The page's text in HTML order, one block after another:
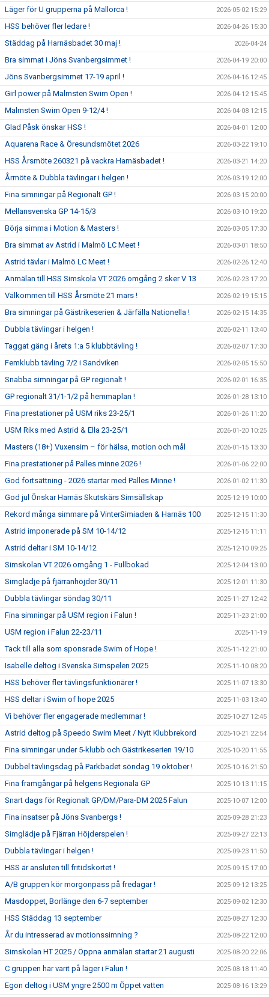
Läger för U grupperna på Mallorca ! 2026-05-02 15:29
HSS behöver fler ledare ! 2026-04-26 15:30
Städdag på Harnäsbadet 30 maj ! 2026-04-24
Bra simmat i Jöns Svanbergsimmet ! 2026-04-19 20:00
Jöns Svanbergsimmet 17-19 april ! 2026-04-16 12:45
Girl power på Malmsten Swim Open ! 2026-04-12 15:45
Malmsten Swim Open 9-12/4 ! 2026-04-08 12:15
Glad Påsk önskar HSS ! 2026-04-01 12:00
Aquarena Race & Öresundsmötet 2026 2026-03-22 19:10
HSS Årsmöte 260321 på vackra Harnäsbadet ! 2026-03-21 14:20
Årmöte & Dubbla tävlingar i helgen ! 2026-03-19 12:00
Fina simningar på Regionalt GP ! 2026-03-15 20:00
Mellansvenska GP 14-15/3 2026-03-10 19:20
Börja simma i Motion & Masters ! 2026-03-05 17:30
Bra simmat av Astrid i Malmö LC Meet ! 2026-03-01 18:50
Astrid tävlar i Malmö LC Meet ! 2026-02-26 12:40
Anmälan till HSS Simskola VT 2026 omgång 2 sker V 13 2026-02-23 17:20
Välkommen till HSS Årsmöte 21 mars ! 2026-02-19 15:15
Bra simningar på Gästrikeserien & Järfälla Nationella ! 2026-02-15 14:35
Dubbla tävlingar i helgen ! 2026-02-11 13:40
Taggat gäng i årets 1:a 5 klubbtävling ! 2026-02-07 17:30
Femklubb tävling 7/2 i Sandviken 2026-02-05 15:50
Snabba simningar på GP regionalt ! 2026-02-01 16:35
GP regionalt 31/1-1/2 på hemmaplan ! 2026-01-28 13:10
Fina prestationer på USM riks 23-25/1 2026-01-26 11:20
USM Riks med Astrid & Ella 23-25/1 2026-01-20 10:25
Masters (18+) Vuxensim – för hälsa, motion och mål 2026-01-15 13:30
Fina prestationer på Palles minne 2026 ! 2026-01-06 22:00
God fortsättning - 2026 startar med Palles Minne ! 2026-01-02 11:30
God jul Önskar Harnäs Skutskärs Simsällskap 2025-12-19 10:00
Rekord många simmare på VinterSimiaden & Harnäs 100 2025-12-15 11:30
Astrid imponerade på SM 10-14/12 2025-12-15 11:11
Astrid deltar i SM 10-14/12 2025-12-10 09:25
Simskolan VT 2026 omgång 1 - Fullbokad 2025-12-04 13:00
Simglädje på fjärranhöjder 30/11 2025-12-01 11:30
Dubbla tävlingar söndag 30/11 2025-11-27 12:42
Fina simningar på USM region i Falun ! 2025-11-23 21:00
USM region i Falun 22-23/11 2025-11-19
Tack till alla som sponsrade Swim of Hope ! 2025-11-12 21:00
Isabelle deltog i Svenska Simspelen 2025 2025-11-10 08:20
HSS behöver fler tävlingsfunktionärer ! 2025-11-07 13:30
HSS deltar i Swim of hope 2025 2025-11-03 13:40
Vi behöver fler engagerade medlemmar ! 2025-10-27 12:45
Astrid deltog på Speedo Swim Meet / Nytt Klubbrekord 2025-10-21 22:54
Fina simningar under 5-klubb och Gästrikeserien 19/10 2025-10-20 11:55
Dubbel tävlingsdag på Parkbadet söndag 19 oktober ! 2025-10-16 21:50
Fina framgångar på helgens Regionala GP 2025-10-13 11:15
Snart dags för Regionalt GP/DM/Para-DM 2025 Falun 2025-10-07 12:00
Fina insatser på Jöns Svanbergs ! 2025-09-28 21:23
Simglädje på Fjärran Höjderspelen ! 2025-09-27 22:13
Dubbla tävlingar i helgen ! 2025-09-23 11:50
HSS är ansluten till fritidskortet ! 2025-09-15 17:00
A/B gruppen kör morgonpass på fredagar ! 2025-09-12 13:25
Masdoppet, Borlänge den 6-7 september 2025-09-02 12:30
HSS Städdag 13 september 2025-08-27 12:30
År du intresserad av motionssimning ? 2025-08-22 12:00
Simskolan HT 2025 / Öppna anmälan startar 21 augusti 2025-08-20 22:06
C gruppen har varit på läger i Falun ! 2025-08-18 11:40
Egon deltog i USM yngre 2500 m Öppet vatten 2025-08-16 13:29